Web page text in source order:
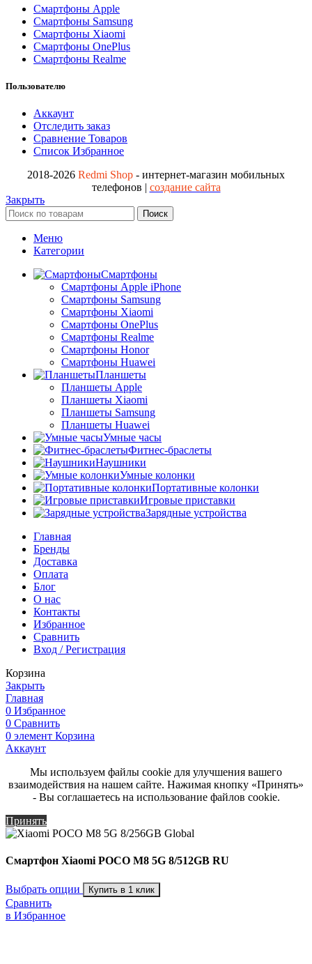
Смартфоны Apple
Смартфоны Samsung
Смартфоны Xiaomi
Смартфоны OnePlus
Смартфоны Realme
Пользователю
Аккаунт
Отследить заказ
Сравнение Товаров
Список Избранное
2018-2026 Redmi Shop - интернет-магазин мобильных
телефонов | создание сайта
Закрыть
Поиск
Меню
Категории
Смартфоны
Смартфоны Apple iPhone
Смартфоны Samsung
Смартфоны Xiaomi
Смартфоны OnePlus
Смартфоны Realme
Смартфоны Honor
Смартфоны Huawei
Планшеты
Планшеты Apple
Планшеты Xiaomi
Планшеты Samsung
Планшеты Huawei
Умные часы
Фитнес-браслеты
Наушники
Умные колонки
Портативные колонки
Игровые приставки
Зарядные устройства
Главная
Бренды
Доставка
Оплата
Блог
О нас
Контакты
Избранное
Сравнить
Вход / Регистрация
Корзина
Закрыть
Главная
0 Избранное
0 Сравнить
0 элемент Корзина
Аккаунт
Мы используем файлы cookie для улучшения вашего
взаимодействия на нашем сайте. Нажимая кнопку «Принять»
- Вы соглашаетесь на использование файлов cookie.
Принять
Смартфон Xiaomi POCO M8 5G 8/512GB RU
Выбрать опции Купить в 1 клик
Сравнить
в Избранное